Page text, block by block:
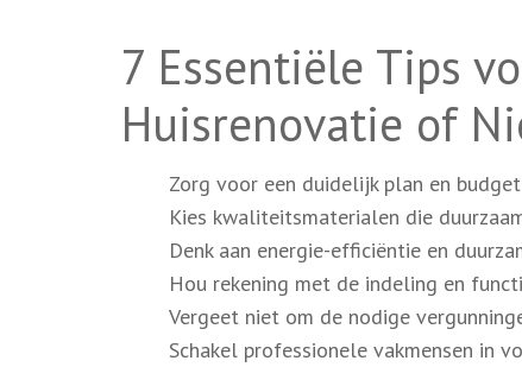
7 Essentiële Tips
Huisrenovatie of
Zorg voor een duidelijk plan en
Kies kwaliteitsmaterialen die
Denk aan energie-efficiëntie en
Hou rekening met de indeling en
Vergeet niet om de nodige
Schakel professionele vakmensen in